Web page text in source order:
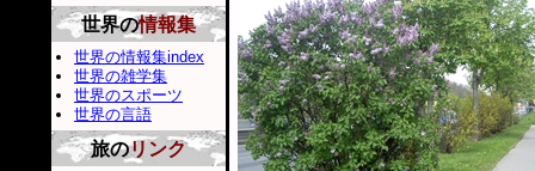
世界の情報集
世界の情報集index
世界の雑学集
世界のスポーツ
世界の言語
旅のリンク